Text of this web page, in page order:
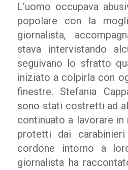
L’uomo occupava
popolare con la
giornalista,
stava intervistando
seguivano lo sfratto
iniziato a colpirla con
finestre. Stefania
sono stati costretti ad
continuato a lavorare
protetti dai
cordone intorno a
giornalista ha